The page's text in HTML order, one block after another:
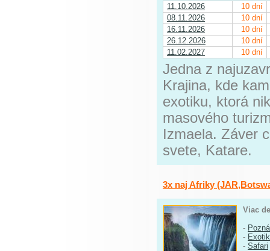
11.10.2026
10 dní
08.11.2026
10 dní
16.11.2026
10 dní
26.12.2026
10 dní
11.02.2027
10 dní
Jedna z
Krajina, kde
exotiku, ktorá
masového
Izmaela. Záver
svete, Katare.
3x naj Afriky
Viac
-
-
- Safari